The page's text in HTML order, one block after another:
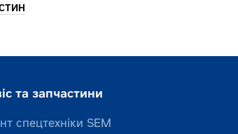
та запчастини
спецтехніки SEM